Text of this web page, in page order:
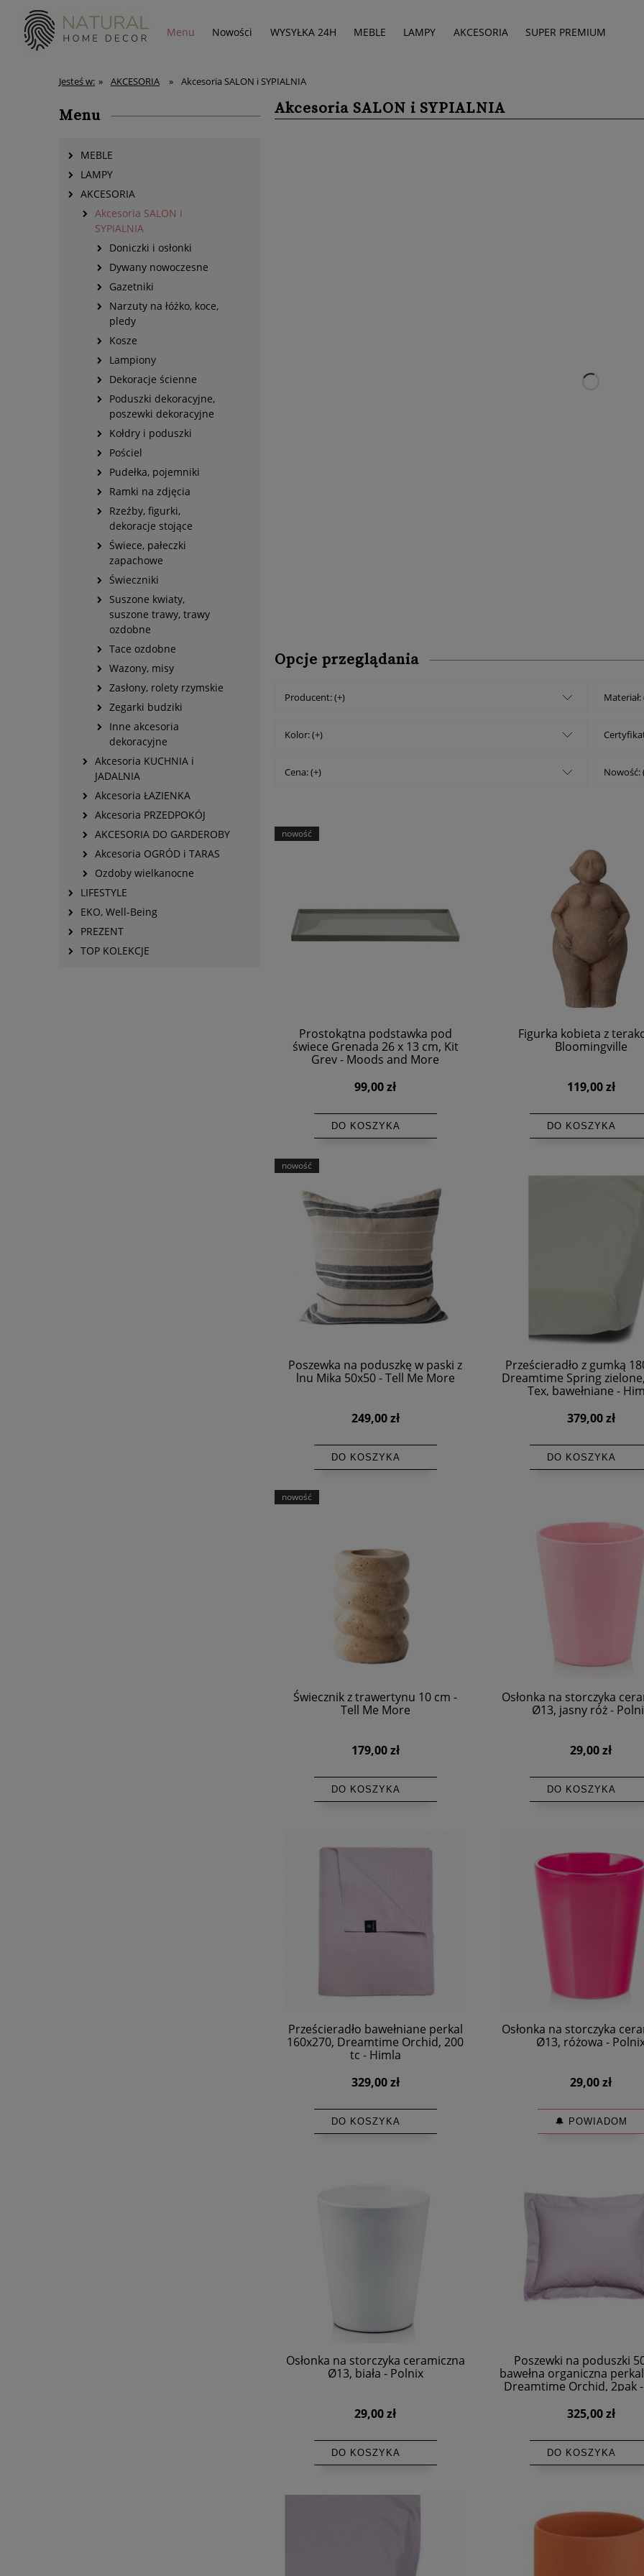
Menu Nowości WYSYŁKA 24H MEBLE LAMPY AKCESORIA SUPER PREMIUM
Jesteś w: » AKCESORIA » Akcesoria SALON i SYPIALNIA
Menu
MEBLE
LAMPY
AKCESORIA
Akcesoria SALON i
SYPIALNIA
Doniczki i osłonki
Dywany nowoczesne
Gazetniki
Narzuty na łóżko, koce,
pledy
Kosze
Lampiony
Dekoracje ścienne
Poduszki dekoracyjne,
poszewki dekoracyjne
Kołdry i poduszki
Pościel
Pudełka, pojemniki
Ramki na zdjęcia
Rzeźby, figurki,
dekoracje stojące
Świece, pałeczki
zapachowe
Świeczniki
Suszone kwiaty,
suszone trawy, trawy
ozdobne
Tace ozdobne
Wazony, misy
Zasłony, rolety rzymskie
Zegarki budziki
Inne akcesoria
dekoracyjne
Akcesoria KUCHNIA i
JADALNIA
Akcesoria ŁAZIENKA
Akcesoria PRZEDPOKÓJ
AKCESORIA DO GARDEROBY
Akcesoria OGRÓD i TARAS
Ozdoby wielkanocne
LIFESTYLE
EKO, Well-Being
PREZENT
TOP KOLEKCJE
Akcesoria SALON i SYPIALNIA
Opcje przeglądania
Producent: (+) Materiał:
Kolor: (+)
Cena: (+) Nowość:
Prostokątna podstawka pod
świece Grenada 26 x 13 cm, Kit
Grey - Moods and More
99,00 zł
DO KOSZYKA
nowość
Figurka kobieta z
Bloomingville
119,00 zł
DO KOSZYKA
Poszewka na poduszkę w paski z
lnu Mika 50x50 - Tell Me More
249,00 zł
DO KOSZYKA
nowość
Prześcieradło z gumką
Dreamtime Spring
Tex, bawełniane -
379,00 zł
DO KOSZYKA
Świecznik z trawertynu 10 cm -
Tell Me More
179,00 zł
DO KOSZYKA
nowość
Osłonka na storczyka
Ø13, jasny róż -
29,00 zł
DO KOSZYKA
Prześcieradło bawełniane perkal
160x270, Dreamtime Orchid, 200
tc - Himla
329,00 zł
DO KOSZYKA
Osłonka na storczyka
Ø13, różowa -
29,00 zł
🔔 POWIADOM
Osłonka na storczyka ceramiczna
Ø13, biała - Polnix
29,00 zł
DO KOSZYKA
Poszewki na poduszki
bawełna organiczna
Dreamtime Orchid, 2pak
325,00 zł
DO KOSZYKA